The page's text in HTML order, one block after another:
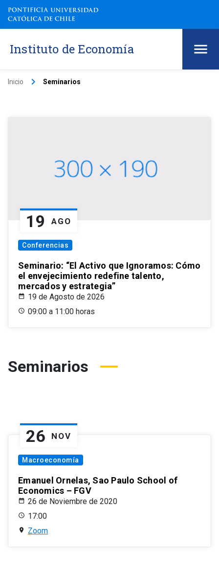
Instituto de Economía
Inicio keyboard_arrow_right Seminarios
19 AGO
Conferencias
Seminario: “El Activo que Ignoramos: Cómo
el envejecimiento redefine talento,
mercados y estrategia”
19 de Agosto de 2026
09:00 a 11:00 horas
Seminarios
26 NOV
Macroeconomía
Emanuel Ornelas, Sao Paulo School of
Economics – FGV
26 de Noviembre de 2020
17:00
Zoom